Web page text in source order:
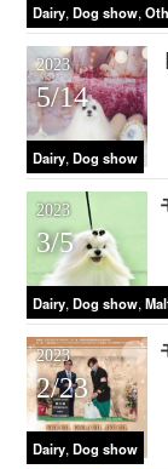
Dairy,Dog show,
2023
5/14
Dairy,Dog show
2023
3/5
Dairy,Dog show,
2023
2/23
Dairy,Dog show